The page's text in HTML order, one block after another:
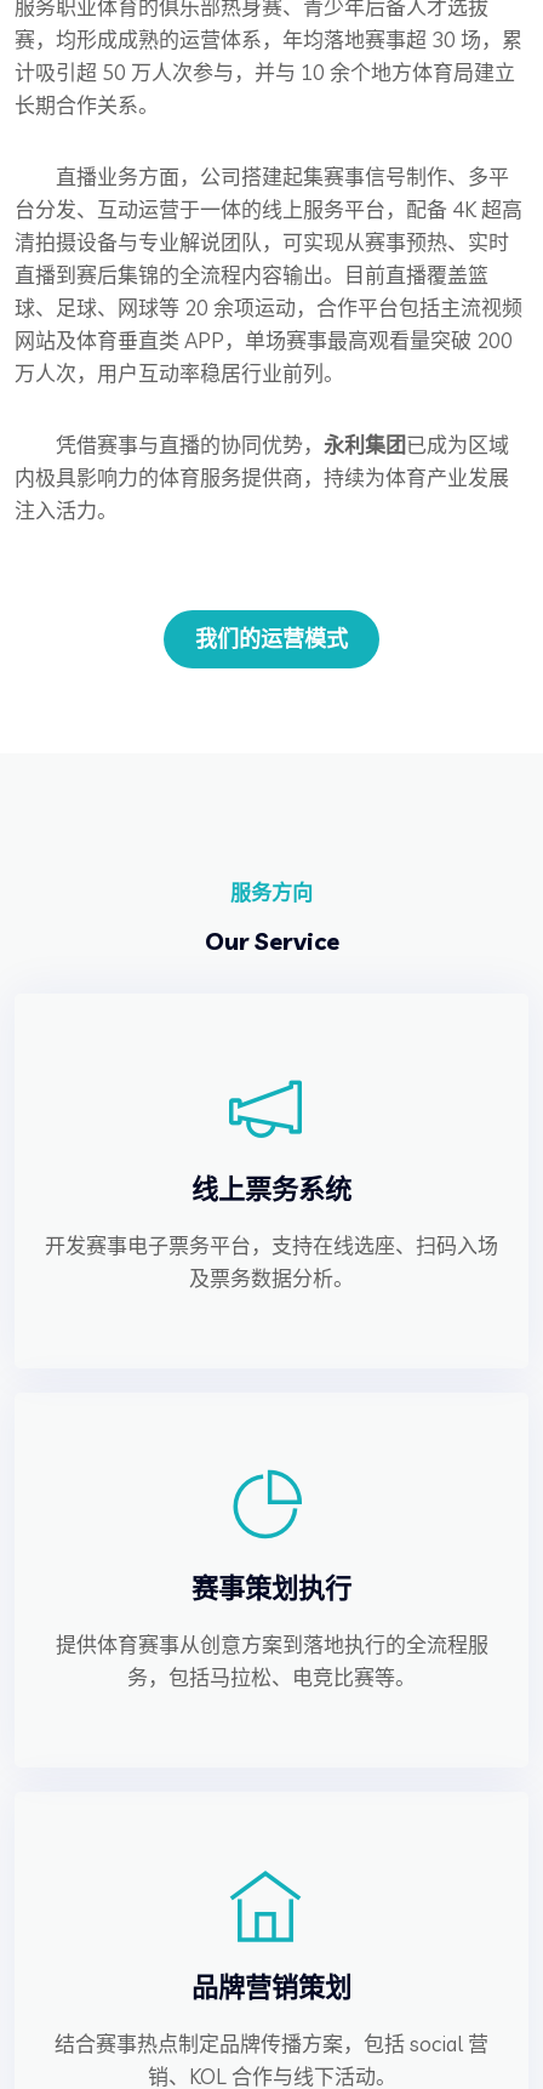
服务职业体育的俱乐部热身赛、青少年后备人才选拔
赛，均形成成熟的运营体系，年均落地赛事超 30 场，累
计吸引超 50 万人次参与，并与 10 余个地方体育局建立
长期合作关系。
直播业务方面，公司搭建起集赛事信号制作、多平
台分发、互动运营于一体的线上服务平台，配备 4K 超高
清拍摄设备与专业解说团队，可实现从赛事预热、实时
直播到赛后集锦的全流程内容输出。目前直播覆盖篮
球、足球、网球等 20 余项运动，合作平台包括主流视频
网站及体育垂直类 APP，单场赛事最高观看量突破 200
万人次，用户互动率稳居行业前列。
凭借赛事与直播的协同优势， 永利集团已成为区域
内极具影响力的体育服务提供商，持续为体育产业发展
注入活力。
我们的运营模式
服务方向
Our Service
线上票务系统
开发赛事电子票务平台，支持在线选座、扫码入场
及票务数据分析。
赛事策划执行
提供体育赛事从创意方案到落地执行的全流程服
务，包括马拉松、电竞比赛等。
品牌营销策划
结合赛事热点制定品牌传播方案，包括 social 营
销、KOL 合作与线下活动。